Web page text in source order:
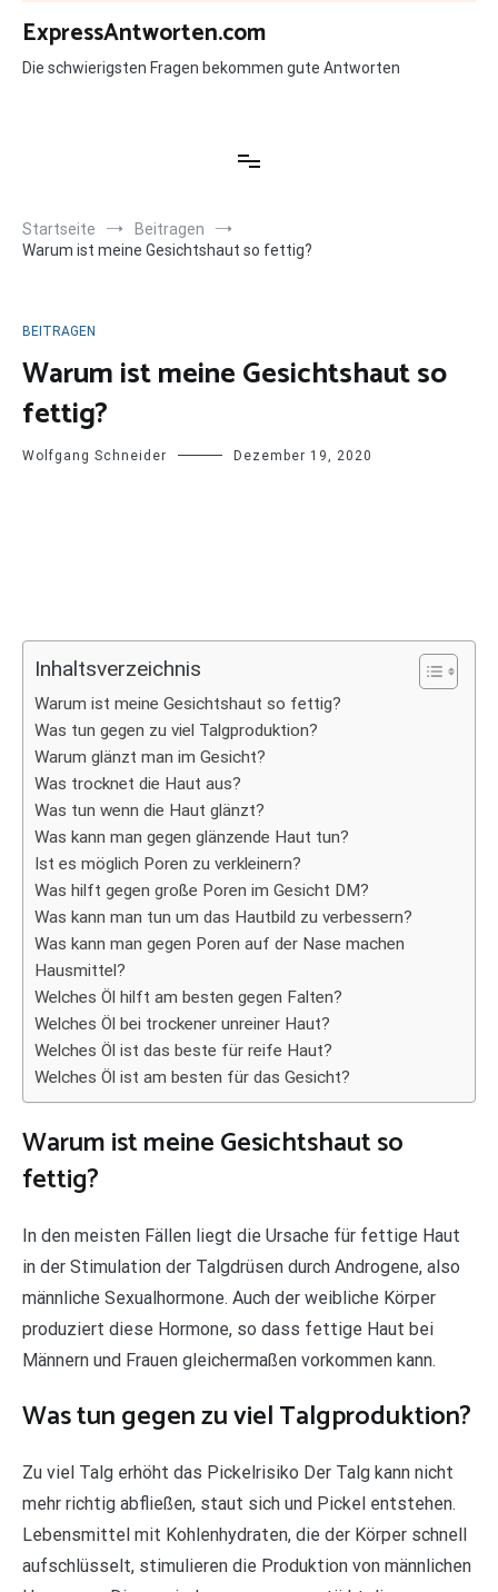
Zum
Inhalt
springen
ExpressAntworten.com
Die schwierigsten Fragen bekommen gute Antworten
Startseite
Beitragen
Warum ist meine Gesichtshaut so fettig?
BEITRAGEN
Warum ist meine Gesichtshaut so
fettig?
Wolfgang Schneider Dezember 19, 2020
Inhaltsverzeichnis
Warum ist meine Gesichtshaut so fettig?
Was tun gegen zu viel Talgproduktion?
Warum glänzt man im Gesicht?
Was trocknet die Haut aus?
Was tun wenn die Haut glänzt?
Was kann man gegen glänzende Haut tun?
Ist es möglich Poren zu verkleinern?
Was hilft gegen große Poren im Gesicht DM?
Was kann man tun um das Hautbild zu verbessern?
Was kann man gegen Poren auf der Nase machen
Hausmittel?
Welches Öl hilft am besten gegen Falten?
Welches Öl bei trockener unreiner Haut?
Welches Öl ist das beste für reife Haut?
Welches Öl ist am besten für das Gesicht?
Warum ist meine Gesichtshaut so
fettig?
In den meisten Fällen liegt die Ursache für fettige Haut
in der Stimulation der Talgdrüsen durch Androgene, also
männliche Sexualhormone. Auch der weibliche Körper
produziert diese Hormone, so dass fettige Haut bei
Männern und Frauen gleichermaßen vorkommen kann.
Was tun gegen zu viel Talgproduktion?
Zu viel Talg erhöht das Pickelrisiko Der Talg kann nicht
mehr richtig abfließen, staut sich und Pickel entstehen.
Lebensmittel mit Kohlenhydraten, die der Körper schnell
aufschlüsselt, stimulieren die Produktion von männlichen